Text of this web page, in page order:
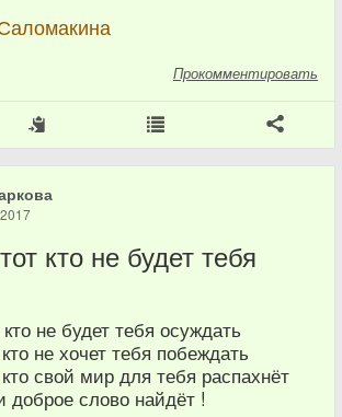
Прокомментировать
кто не будет тебя
не будет тебя осуждать
не хочет тебя побеждать
свой мир для тебя распахнёт
доброе слово найдёт !